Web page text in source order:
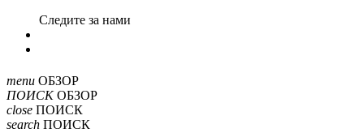
Cледите за нами
menu ОБЗОР
ПОИСК ОБЗОР
close ПОИСК
search ПОИСК